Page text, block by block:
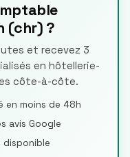
(chr) ?
et recevez 3
en hôtellerie-
côte-à-côte.
moins de 48h
avis Google
disponible